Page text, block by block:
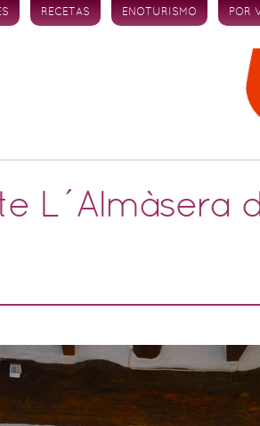
RECETAS ENOTURISMO POR
L´Almàsera